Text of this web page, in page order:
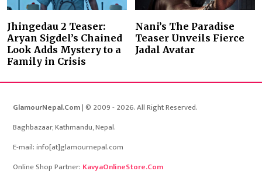
Jhingedau 2 Teaser:
Aryan Sigdel’s Chained
Look Adds Mystery to a
Family in Crisis
Nani’s The Paradise
Teaser Unveils Fierce
Jadal Avatar
GlamourNepal.Com| © 2009 - 2026. All Right Reserved.
Baghbazaar, Kathmandu, Nepal.
E-mail: info[at]glamournepal.com
Online Shop Partner: KavyaOnlineStore.Com